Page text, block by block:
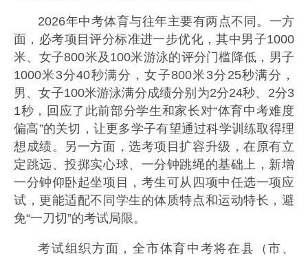
2026年中考体育与往年主要有两点不同。一方
面，必考项目评分标准进一步优化，其中男子1000
米、女子800米及100米游泳的评分门槛降低，男子
1000米3分40秒满分，女子800米3分25秒满分，
男、女子100米游泳满分成绩分别为2分24秒、2分3
1秒，回应了此前部分学生和家长对“体育中考难度
偏高”的关切，让更多学子有望通过科学训练取得理
想成绩。另一方面，选考项目扩容升级，在原有立
定跳远、投掷实心球、一分钟跳绳的基础上，新增
一分钟仰卧起坐项目，考生可从四项中任选一项应
试，更能适配不同学生的体质特点和运动特长，避
免“一刀切”的考试局限。
考试组织方面，全市体育中考将在县（市、